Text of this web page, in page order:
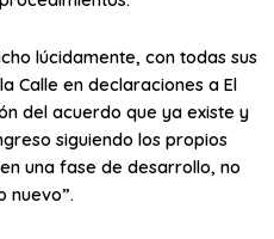
lúcidamente, con todas sus
Calle en declaraciones a El
del acuerdo que ya existe y
siguiendo los propios
una fase de desarrollo, no
nuevo”.